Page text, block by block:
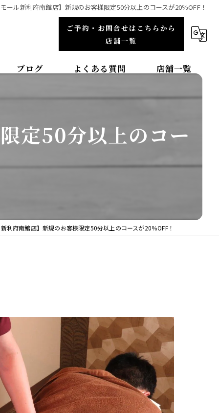
モール新利府南館店】新規のお客様限定50分以上のコースが20％OFF！
ご予約・お問合せはこちらから
店舗一覧
ブログ よくある質問 店舗一覧
整体院TBCC天神本院
整体院ＯＡＳＩＳイオンモール直方院
整体院ＯＡＳＩＳイオンモール筑紫野院
整体院 ＯＡＳＩＳ イオンモール天童院
整体院ＯＡＳＩＳイオンモールいわき小名浜院
整体院ＯＡＳＩＳ仙台駅前店
定50分以上のコー
新利府南館店】新規のお客様限定50分以上のコースが20％OFF！